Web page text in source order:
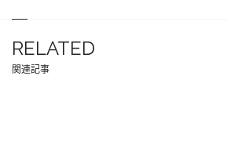
RELATED
関連記事